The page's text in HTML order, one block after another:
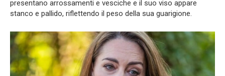
presentano arrossamenti e vesciche e il suo viso appare
stanco e pallido, riflettendo il peso della sua guarigione.